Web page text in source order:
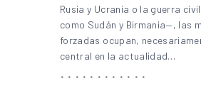
Rusia y Ucrania o la guerra
como Sudán y Birmania—, las
forzadas ocupan,
central en la actualidad…